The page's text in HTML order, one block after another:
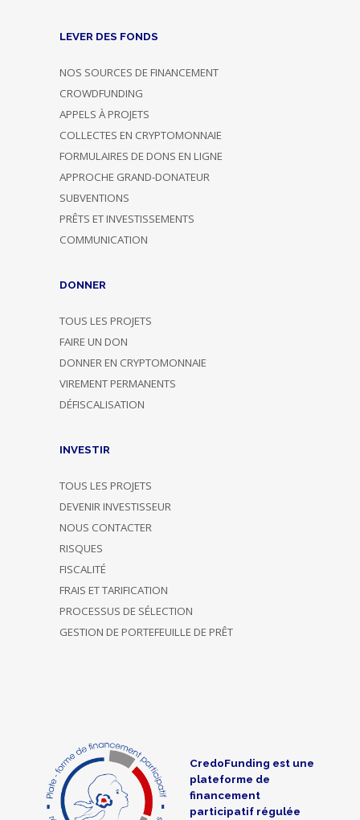
LEVER DES FONDS
NOS SOURCES DE FINANCEMENT
CROWDFUNDING
APPELS À PROJETS
COLLECTES EN CRYPTOMONNAIE
FORMULAIRES DE DONS EN LIGNE
APPROCHE GRAND-DONATEUR
SUBVENTIONS
PRÊTS ET INVESTISSEMENTS
COMMUNICATION
DONNER
TOUS LES PROJETS
FAIRE UN DON
DONNER EN CRYPTOMONNAIE
VIREMENT PERMANENTS
DÉFISCALISATION
INVESTIR
TOUS LES PROJETS
DEVENIR INVESTISSEUR
NOUS CONTACTER
RISQUES
FISCALITÉ
FRAIS ET TARIFICATION
PROCESSUS DE SÉLECTION
GESTION DE PORTEFEUILLE DE PRÊT
CredoFunding est une
plateforme de
financement
participatif régulée